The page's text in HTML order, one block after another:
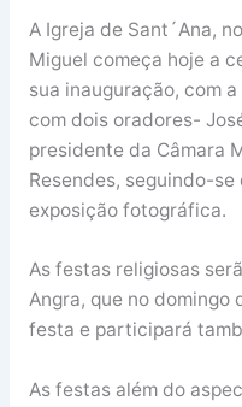
A Igreja de Sant´Ana,
Miguel começa hoje a
sua inauguração, com
com dois oradores-
presidente da Câmara
Resendes, seguindo-
exposição fotográfica.
As festas religiosas
Angra, que no domingo
festa e participará
As festas além do